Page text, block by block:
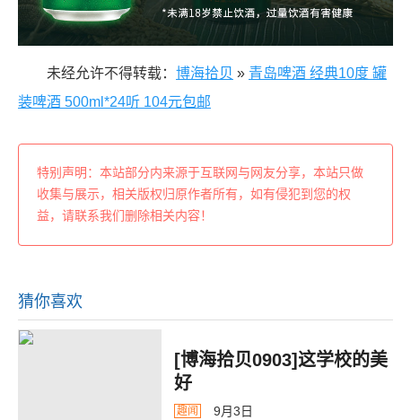
未经允许不得转载： 博海拾贝 » 青岛啤酒 经典10度 罐
装啤酒 500ml*24听 104元包邮
特别声明：本站部分内来源于互联网与网友分享，本站只做
收集与展示，相关版权归原作者所有，如有侵犯到您的权
益，请联系我们删除相关内容！
猜你喜欢
[博海拾贝0903]这学校的美
好
趣闻 9月3日